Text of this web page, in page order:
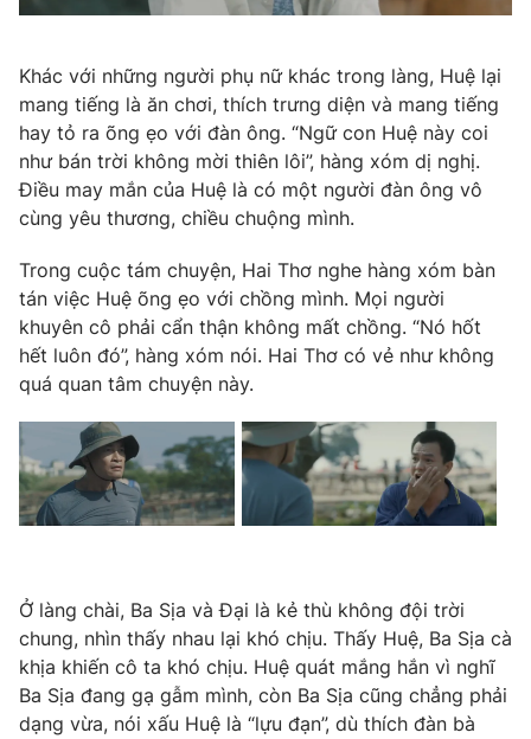
Video Shorts video
VTV Money VTV Thể thao
Thị trường 24h Tấm lòng Việt
VTV4
VTV9 VTV8
Liên hệ tòa soạn English
THỜI BÁO VTV
Theo dõi báo trên
Khác với những người phụ nữ khác trong làng, Huệ lại
mang tiếng là ăn chơi, thích trưng diện và mang tiếng
hay tỏ ra õng ẹo với đàn ông. “Ngữ con Huệ này coi
như bán trời không mời thiên lôi”, hàng xóm dị nghị.
Điều may mắn của Huệ là có một người đàn ông vô
cùng yêu thương, chiều chuộng mình.
Trong cuộc tám chuyện, Hai Thơ nghe hàng xóm bàn
tán việc Huệ õng ẹo với chồng mình. Mọi người
khuyên cô phải cẩn thận không mất chồng. “Nó hốt
hết luôn đó”, hàng xóm nói. Hai Thơ có vẻ như không
quá quan tâm chuyện này.
Ở làng chài, Ba Sịa và Đại là kẻ thù không đội trời
chung, nhìn thấy nhau lại khó chịu. Thấy Huệ, Ba Sịa cà
khịa khiến cô ta khó chịu. Huệ quát mắng hắn vì nghĩ
Ba Sịa đang gạ gẫm mình, còn Ba Sịa cũng chẳng phải
dạng vừa, nói xấu Huệ là “lựu đạn”, dù thích đàn bà